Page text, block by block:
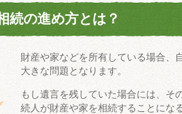
続の進め方とは？
財産や家などを所有している場合、
大きな問題となります。
もし遺言を残していた場合には、そ
続人が財産や家を相続することにな